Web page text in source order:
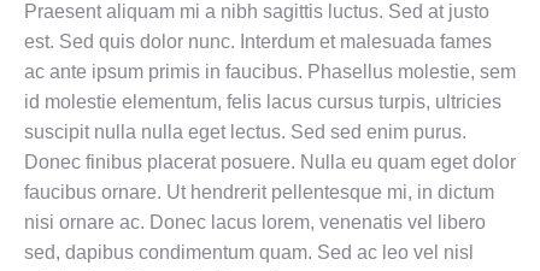
Praesent aliquam mi a nibh sagittis luctus. Sed at justo
est. Sed quis dolor nunc. Interdum et malesuada fames
ac ante ipsum primis in faucibus. Phasellus molestie, sem
id molestie elementum, felis lacus cursus turpis, ultricies
suscipit nulla nulla eget lectus. Sed sed enim purus.
Donec finibus placerat posuere. Nulla eu quam eget dolor
faucibus ornare. Ut hendrerit pellentesque mi, in dictum
nisi ornare ac. Donec lacus lorem, venenatis vel libero
sed, dapibus condimentum quam. Sed ac leo vel nisl